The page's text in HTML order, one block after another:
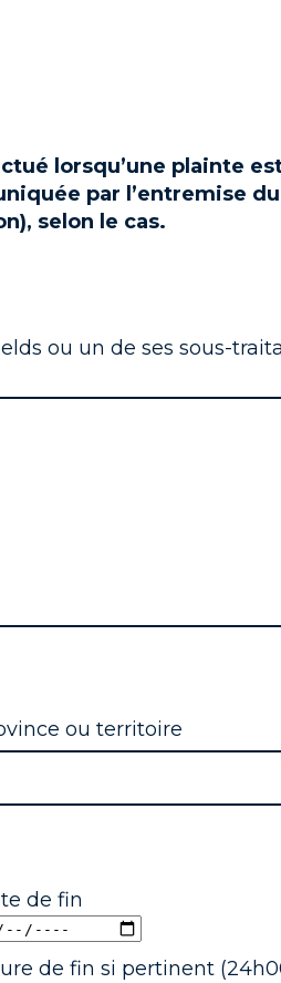
lorsqu’une plainte
par l’entremise
selon le cas.
ou un de ses sous-
ou territoire
de fin
de fin si pertinent